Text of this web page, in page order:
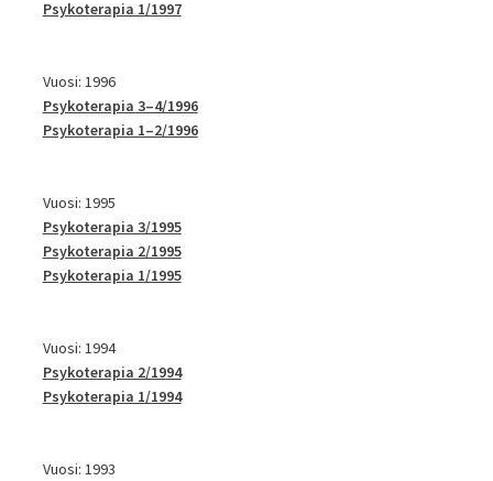
Psykoterapia 1/1997
Vuosi: 1996
Psykoterapia 3–4/1996
Psykoterapia 1–2/1996
Vuosi: 1995
Psykoterapia 3/1995
Psykoterapia 2/1995
Psykoterapia 1/1995
Vuosi: 1994
Psykoterapia 2/1994
Psykoterapia 1/1994
Vuosi: 1993